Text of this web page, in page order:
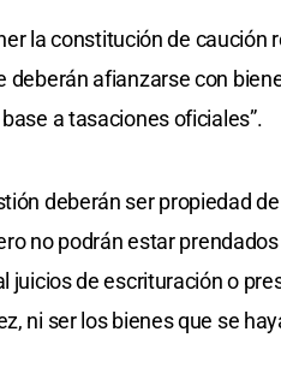
la constitución de caución
deberán afianzarse con
a tasaciones oficiales”.
deberán ser propiedad
no podrán estar
de escrituración o
ni ser los bienes que se